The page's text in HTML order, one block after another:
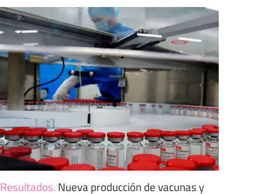
Resultados. Nueva producción de vacunas y